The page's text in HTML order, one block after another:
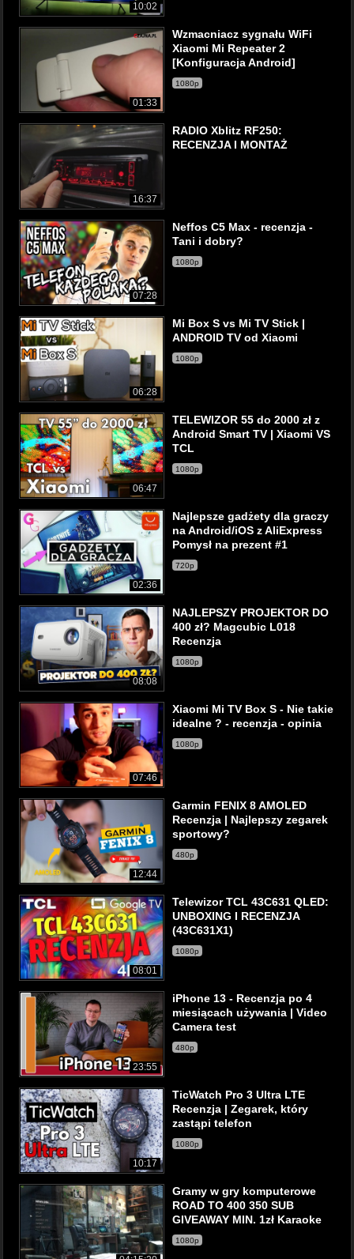
10:02
01:33
Wzmacniacz sygnału WiFi
Xiaomi Mi Repeater 2
[Konfiguracja Android]
1080p
16:37
RADIO Xblitz RF250:
RECENZJA I MONTAŻ
07:28
Neffos C5 Max - recenzja -
Tani i dobry?
1080p
06:28
Mi Box S vs Mi TV Stick |
ANDROID TV od Xiaomi
1080p
06:47
TELEWIZOR 55 do 2000 zł z
Android Smart TV | Xiaomi VS
TCL
1080p
02:36
Najlepsze gadżety dla graczy
na Android/iOS z AliExpress
Pomysł na prezent #1
720p
08:08
NAJLEPSZY PROJEKTOR DO
400 zł? Magcubic L018
Recenzja
1080p
07:46
Xiaomi Mi TV Box S - Nie takie
idealne ? - recenzja - opinia
1080p
12:44
Garmin FENIX 8 AMOLED
Recenzja | Najlepszy zegarek
sportowy?
480p
08:01
Telewizor TCL 43C631 QLED:
UNBOXING I RECENZJA
(43C631X1)
1080p
23:55
iPhone 13 - Recenzja po 4
miesiącach używania | Video
Camera test
480p
10:17
TicWatch Pro 3 Ultra LTE
Recenzja | Zegarek, który
zastąpi telefon
1080p
Gramy w gry komputerowe
ROAD TO 400 350 SUB
GIVEAWAY MIN. 1zł Karaoke
1080p